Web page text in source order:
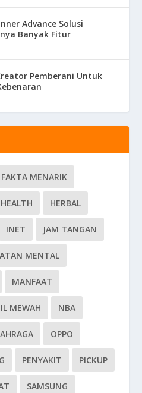
Advance Solusi
Banyak Fitur
Pemberani Untuk
FAKTA MENARIK
HEALTH HERBAL
INET JAM TANGAN
MENTAL
MANFAAT
MEWAH NBA
OPPO
PENYAKIT PICKUP
SAMSUNG